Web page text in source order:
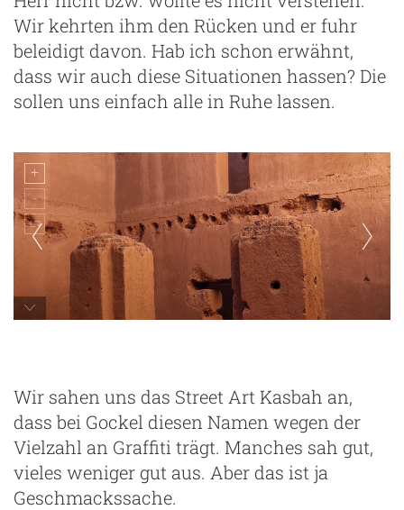
Wir kehrten ihm den Rücken und er fuhr
beleidigt davon. Hab ich schon erwähnt,
dass wir auch diese Situationen hassen? Die
sollen uns einfach alle in Ruhe lassen.
Wir sahen uns das Street Art Kasbah an,
dass bei Gockel diesen Namen wegen der
Vielzahl an Graffiti trägt. Manches sah gut,
vieles weniger gut aus. Aber das ist ja
Geschmackssache.